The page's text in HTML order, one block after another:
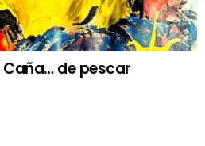
Caña… de pescar